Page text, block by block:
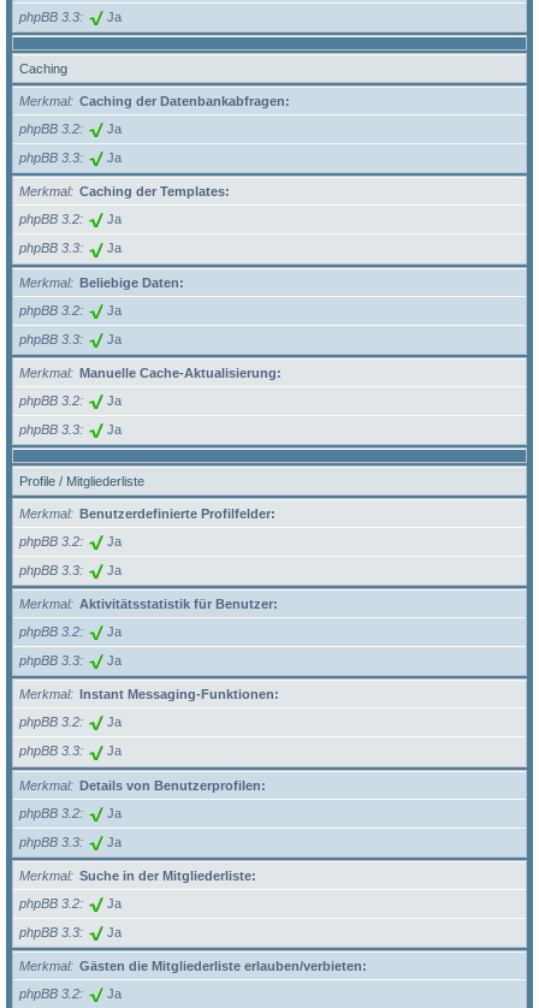
phpBB 3.3 Ja
Caching
Merkmal
Caching der Datenbankabfragen:
phpBB 3.2
Ja
phpBB 3.3 Ja
Merkmal
Caching der Templates:
phpBB 3.2
Ja
phpBB 3.3 Ja
Merkmal
Beliebige Daten:
phpBB 3.2
Ja
phpBB 3.3 Ja
Merkmal
Manuelle Cache-Aktualisierung:
phpBB 3.2
Ja
phpBB 3.3 Ja
Profile / Mitgliederliste
Merkmal
Benutzerdefinierte Profilfelder:
phpBB 3.2
Ja
phpBB 3.3 Ja
Merkmal
Aktivitätsstatistik für Benutzer:
phpBB 3.2
Ja
phpBB 3.3 Ja
Merkmal
Instant Messaging-Funktionen:
phpBB 3.2
Ja
phpBB 3.3 Ja
Merkmal
Details von Benutzerprofilen:
phpBB 3.2
Ja
phpBB 3.3 Ja
Merkmal
Suche in der Mitgliederliste:
phpBB 3.2
Ja
phpBB 3.3 Ja
Merkmal
Gästen die Mitgliederliste erlauben/verbieten:
phpBB 3.2
Ja